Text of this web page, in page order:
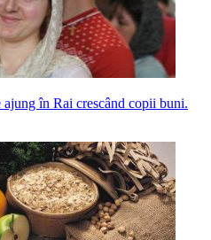
în Rai crescând copii buni.